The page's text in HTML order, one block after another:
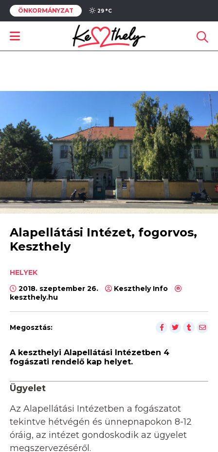
ÖNKORMÁNYZAT 29 °C
Alapellátási Intézet, fogorvos,
Keszthely
HELYEK
2018. szeptember 26.
Keszthely Info
keszthely.hu
Megosztás:
A keszthelyi Alapellátási Intézetben 4
fogászati rendelő kap helyet.
Ügyelet
Az Alapellátási Intézetben a fogászatot
tekintve hétvégén és ünnepnapokon 8-12
óráig, az intézet gondoskodik az ügyelet
megszervezéséről.